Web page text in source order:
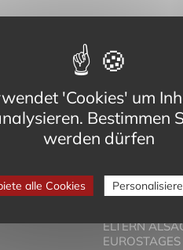
DER
ELTERN
EUROSTAGES
'Cookies' um
Bestimmen
werden dürfen
alle Cookies